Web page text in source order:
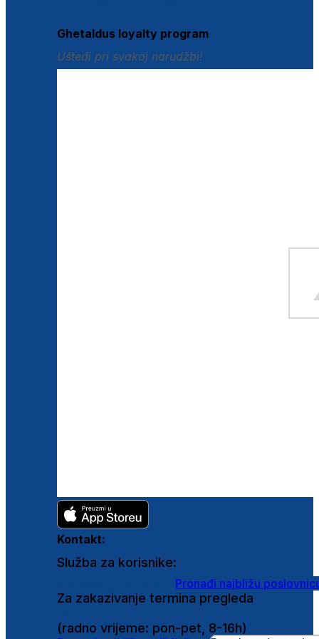
Ghetaldus loyalty program
Uštedi pri svakoj narudžbi!
Kontakt:
Služba za korisnike:
Pronađi najbližu
Za zakazivanje termina pregleda
(radno vrijeme: pon-pet, 8-16h)